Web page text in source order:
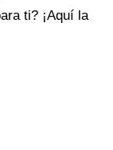
ti? ¡Aquí la